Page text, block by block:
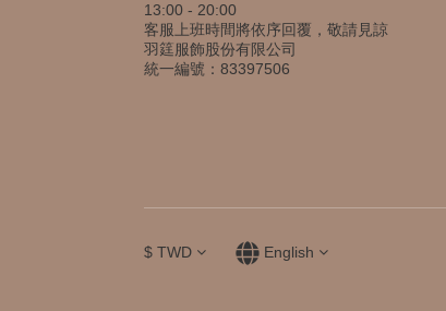
13:00 - 20:00
客服上班時間將依序回覆，敬請見諒
羽筳服飾股份有限公司
統一編號：83397506
$ TWD English